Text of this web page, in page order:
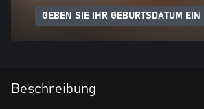
GEBEN SIE IHR GEBURTSDATUM EIN
Beschreibung